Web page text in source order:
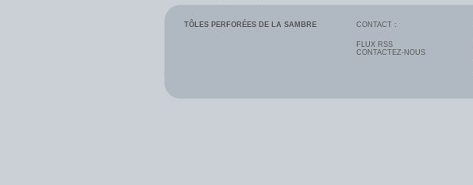
TÔLES PERFORÉES DE LA SAMBRE CONTACT :
FLUX RSS
CONTACTEZ-NOUS